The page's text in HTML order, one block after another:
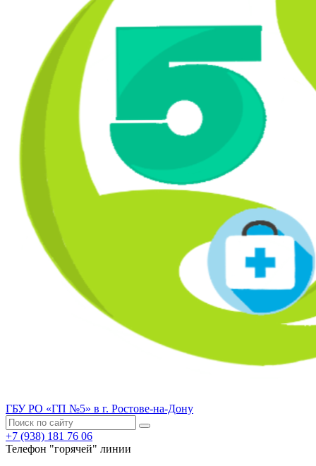
ГБУ РО «ГП №5» в г. Ростове-на-Дону
+7 (938) 181 76 06
Телефон "горячей" линии